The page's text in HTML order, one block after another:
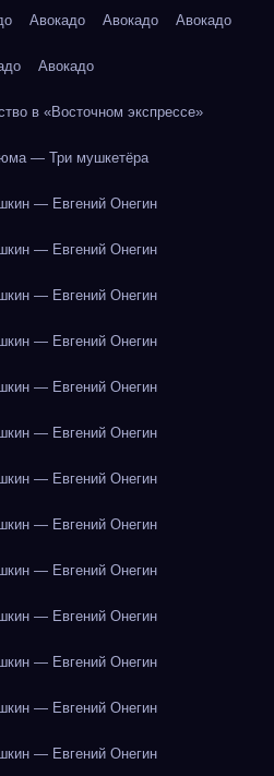
Авокадо Авокадо Авокадо
Авокадо
в «Восточном экспрессе»
— Три мушкетёра
— Евгений Онегин
— Евгений Онегин
— Евгений Онегин
— Евгений Онегин
— Евгений Онегин
— Евгений Онегин
— Евгений Онегин
— Евгений Онегин
— Евгений Онегин
— Евгений Онегин
— Евгений Онегин
— Евгений Онегин
— Евгений Онегин